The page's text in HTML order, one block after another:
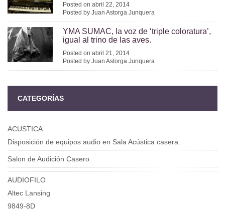
Posted on abril 22, 2014
Posted by Juan Astorga Junquera
YMA SUMAC, la voz de ‘triple coloratura’,
igual al trino de las aves.
Posted on abril 21, 2014
Posted by Juan Astorga Junquera
CATEGORÍAS
ACUSTICA
Disposición de equipos audio en Sala Acústica casera.
Salon de Audición Casero
AUDIOFILO
Altec Lansing
9849-8D